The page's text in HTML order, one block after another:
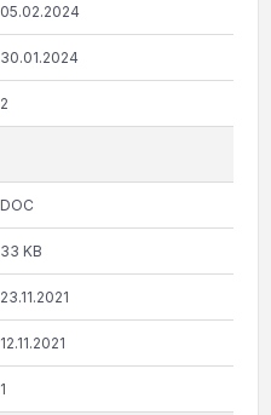
05.02.2024
30.01.2024
2
DOC
33 KB
23.11.2021
12.11.2021
1